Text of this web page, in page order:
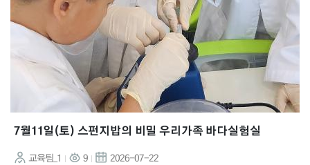
7월11일(토) 스펀지밥의 비밀 우리가족 바다실험실
교육팀_1 9 2026-07-22